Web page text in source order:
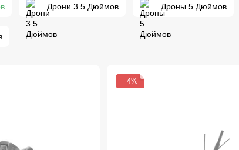
Дрони 3.5 Дюймов Дроны 5 Дюймов
−4%